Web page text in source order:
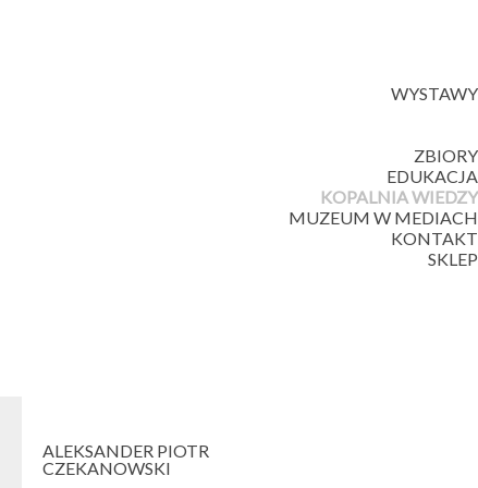
WYSTAWY
ZBIORY
EDUKACJA
KOPALNIA WIEDZY
MUZEUM W MEDIACH
KONTAKT
SKLEP
ALEKSANDERPIOTR
CZEKANOWSKI